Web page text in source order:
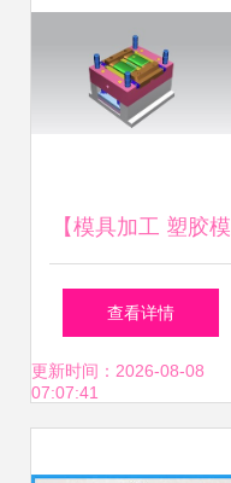
模,余姚市晓高塑料
模具厂-
【模具加工 塑胶模
具制作 注塑产品生
产 移动电源塑胶模
查看详情
更新时间：2026-08-08
07:07:41